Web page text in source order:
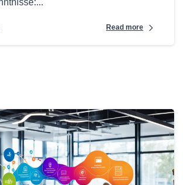
Read more